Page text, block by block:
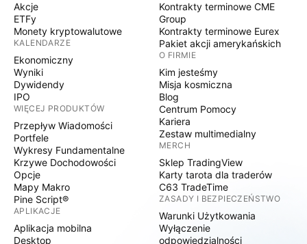
Akcje
ETFy
Monety kryptowalutowe
KALENDARZE
Ekonomiczny
Wyniki
Dywidendy
IPO
WIĘCEJ PRODUKTÓW
Przepływ Wiadomości
Portfele
Wykresy Fundamentalne
Krzywe Dochodowości
Opcje
Mapy Makro
Pine Script®
APLIKACJE
Aplikacja mobilna
Desktop
Kontrakty terminowe CME
Group
Kontrakty terminowe Eurex
Pakiet akcji amerykańskich
O FIRMIE
Kim jesteśmy
Misja kosmiczna
Blog
Centrum Pomocy
Kariera
Zestaw multimedialny
MERCH
Sklep TradingView
Karty tarota dla traderów
C63 TradeTime
ZASADY I BEZPIECZEŃSTWO
Warunki Użytkowania
Wyłączenie
odpowiedzialności